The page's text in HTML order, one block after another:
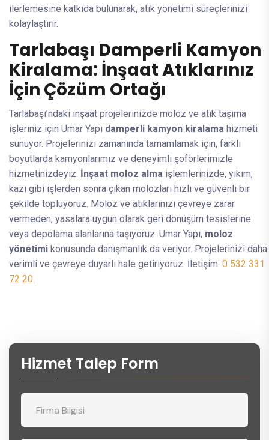
ilerlemesine katkıda bulunarak, atık yönetimi süreçlerinizi
kolaylaştırır.
Tarlabaşı Damperli Kamyon
Kiralama: İnşaat Atıklarınız
İçin Çözüm Ortağı
Tarlabaşı’ndaki inşaat projelerinizde moloz ve atık taşıma
işleriniz için Umar Yapı damperli kamyon kiralama hizmeti
sunuyor. Projelerinizi zamanında tamamlamak için, farklı
boyutlarda kamyonlarımız ve deneyimli şoförlerimizle
hizmetinizdeyiz. İnşaat moloz alma işlemlerinizde, yıkım,
kazı gibi işlerden sonra çıkan molozları hızlı ve güvenli bir
şekilde topluyoruz. Moloz ve atıklarınızı çevreye zarar
vermeden, yasalara uygun olarak geri dönüşüm tesislerine
veya depolama alanlarına taşıyoruz. Umar Yapı, moloz
yönetimi konusunda danışmanlık da veriyor. Projelerinizi daha
verimli ve çevreye duyarlı hale getiriyoruz. İletişim: 0 532 331
72 20.
Hizmet Talep Form